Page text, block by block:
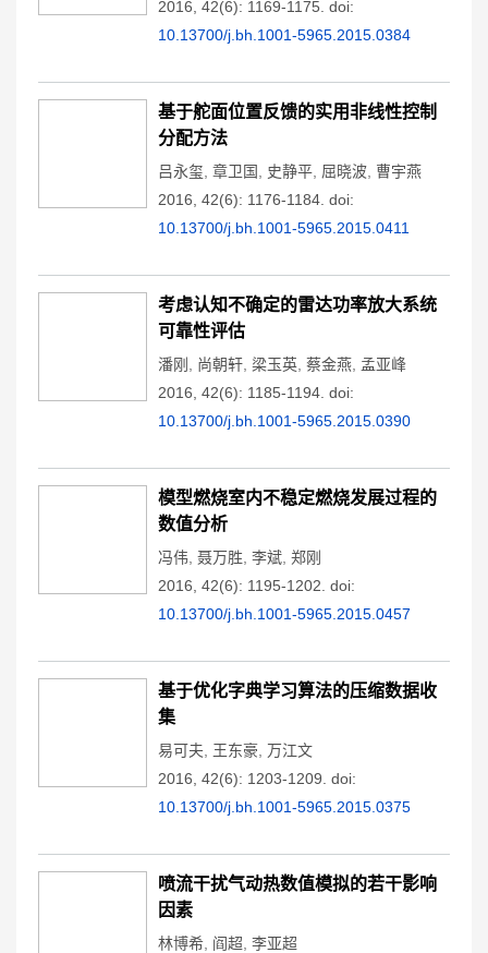
2016, 42(6): 1169-1175. doi:
10.13700/j.bh.1001-5965.2015.0384
基于舵面位置反馈的实用非线性控制
分配方法
吕永玺 章卫国 史静平 屈晓波 曹宇燕
2016, 42(6): 1176-1184. doi:
10.13700/j.bh.1001-5965.2015.0411
考虑认知不确定的雷达功率放大系统
可靠性评估
潘刚 尚朝轩 梁玉英 蔡金燕 孟亚峰
2016, 42(6): 1185-1194. doi:
10.13700/j.bh.1001-5965.2015.0390
模型燃烧室内不稳定燃烧发展过程的
数值分析
冯伟 聂万胜 李斌 郑刚
2016, 42(6): 1195-1202. doi:
10.13700/j.bh.1001-5965.2015.0457
基于优化字典学习算法的压缩数据收
集
易可夫 王东豪 万江文
2016, 42(6): 1203-1209. doi:
10.13700/j.bh.1001-5965.2015.0375
喷流干扰气动热数值模拟的若干影响
因素
林博希 阎超 李亚超